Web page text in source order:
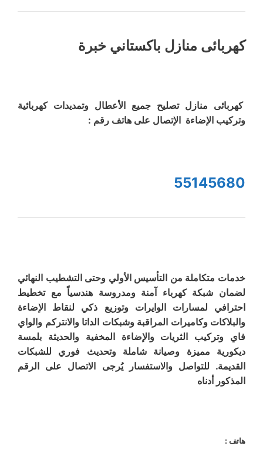
كهربائى منازل باكستاني خبرة
كهربائى منازل تصليح جميع الأعطال وتمديدات كهربائية
وتركيب الإضاءة الإتصال على هاتف رقم :
55145680
خدمات متكاملة من التأسيس الأولي وحتى التشطيب النهائي
لضمان شبكة كهرباء آمنة ومدروسة هندسياً مع تخطيط
احترافي لمسارات الوايرات وتوزيع ذكي لنقاط الإضاءة
والبلاكات وكاميرات المراقبة وشبكات الداتا والانتركم والواي
فاي وتركيب الثريات والإضاءة المخفية والحديثة بلمسة
ديكورية مميزة وصيانة شاملة وتحديث فوري للشبكات
القديمة. للتواصل والاستفسار يُرجى الاتصال على الرقم
المذكور أدناه
هاتف :